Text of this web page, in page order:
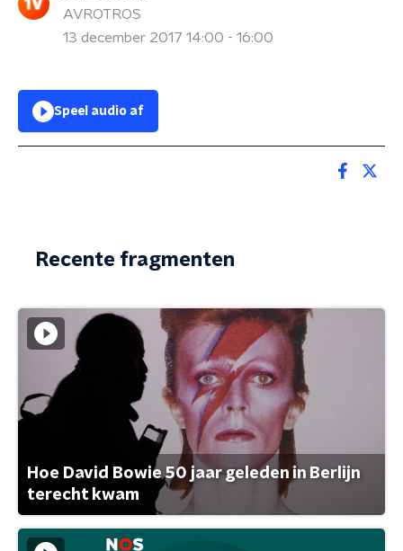
AVROTROS
13 december 2017 14:00 - 16:00
Speel audio af
Recente fragmenten
Hoe David Bowie 50 jaar geleden in Berlijn
terecht kwam